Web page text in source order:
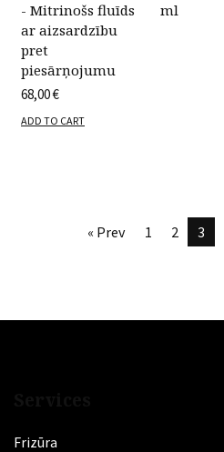
- Mitrinošs fluīds
ar aizsardzību
pret
piesārņojumu
ml
68,00€
ADD TO CART
« Prev 1 2 3
Frizūra